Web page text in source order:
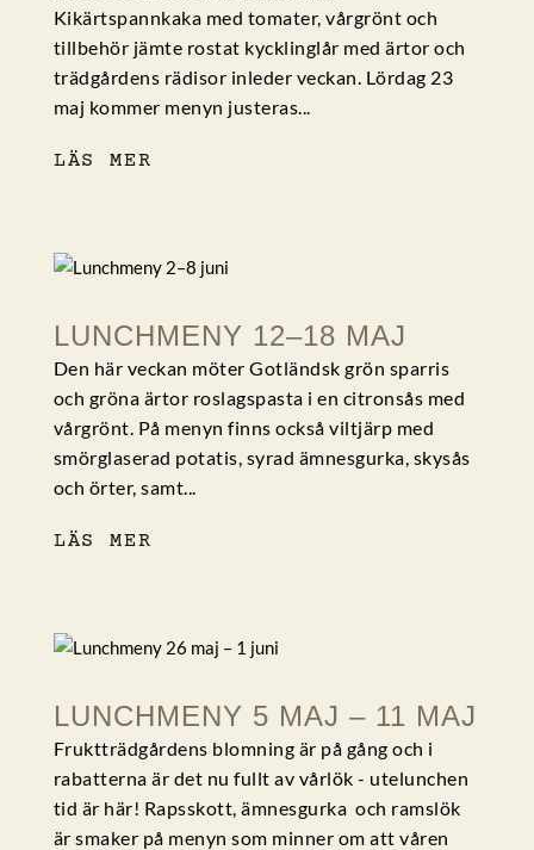
Kikärtspannkaka med tomater, vårgrönt och
tillbehör jämte rostat kycklinglår med ärtor och
trädgårdens rädisor inleder veckan. Lördag 23
maj kommer menyn justeras...
LÄS MER
LUNCHMENY 12–18 MAJ
Den här veckan möter Gotländsk grön sparris
och gröna ärtor roslagspasta i en citronsås med
vårgrönt. På menyn finns också viltjärp med
smörglaserad potatis, syrad ämnesgurka, skysås
och örter, samt...
LÄS MER
LUNCHMENY 5 MAJ – 11 MAJ
Fruktträdgårdens blomning är på gång och i
rabatterna är det nu fullt av vårlök - utelunchen
tid är här! Rapsskott, ämnesgurka och ramslök
är smaker på menyn som minner om att våren